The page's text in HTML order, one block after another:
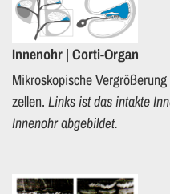
In­nen­ohr | Corti-Organ
Mi­kro­sko­pi­sche
zellen. Links ist das in­tak­te
In­nen­ohr ab­gebildet.